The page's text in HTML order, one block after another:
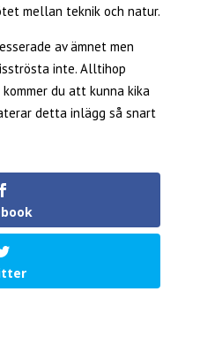
mellan teknik och natur.
av ämnet men
inte. Alltihop
du att kunna kika
detta inlägg så snart